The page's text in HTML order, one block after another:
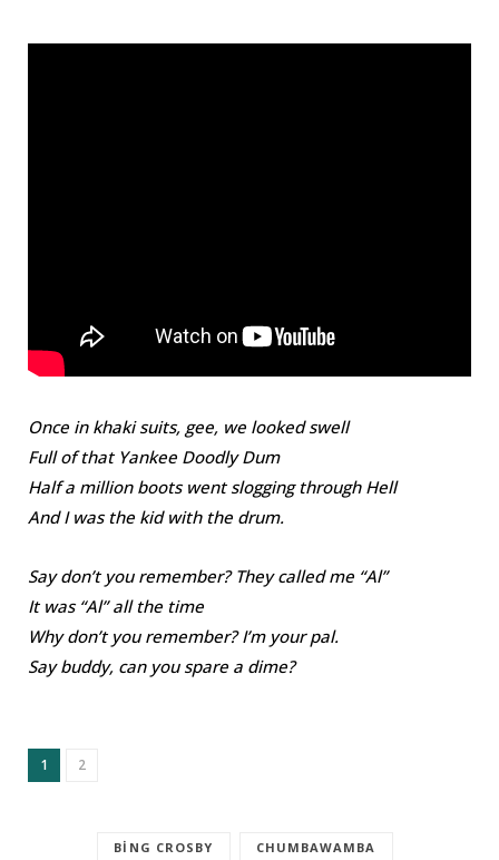
Once in khaki suits, gee, we looked swell
Full of that Yankee Doodly Dum
Half a million boots went slogging through Hell
And I was the kid with the drum.
Say don’t you remember? They called me “Al”
It was “Al” all the time
Why don’t you remember? I’m your pal.
Say buddy, can you spare a dime?
1 2
BING CROSBY CHUMBAWAMBA